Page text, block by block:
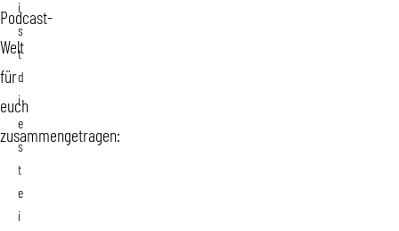
Podcast-
Welt
für
euch
zusammengetragen:
i
s
t
d
i
e
s
t
e
i